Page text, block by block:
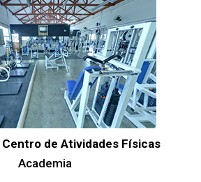
de Atividades Físicas
Academia